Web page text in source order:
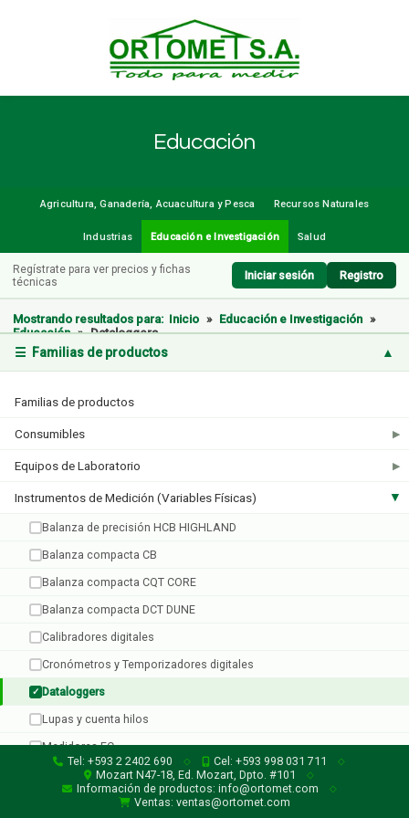
Educación
Agricultura, Ganadería, Acuacultura y Pesca Recursos Naturales
Industrias Educación e Investigación Salud
Regístrate para ver precios y fichas
técnicas
Iniciar sesión Registro
☰ Familias de productos ▲
Familias de productos
Consumibles ▶
Equipos de Laboratorio ▶
Instrumentos de Medición (Variables Físicas) ▶
Balanza de precisión HCB HIGHLAND
Balanza compacta CB
Balanza compacta CQT CORE
Balanza compacta DCT DUNE
Calibradores digitales
Cronómetros y Temporizadores digitales
✓ Dataloggers
Lupas y cuenta hilos
Medidores EC
Micrómetros digitales
Penetrómetro para frutas
Mostrando resultados para: Inicio » Educación e Investigación »
Educación » Dataloggers
2 productos
Imec
1 producto
Tel: +593 2 2402 690 ◇ Cel: +593 998 031 711 ◇
Mozart N47-18, Ed. Mozart, Dpto. #101 ◇
Información de productos: info@ortomet.com ◇
Ventas: ventas@ortomet.com